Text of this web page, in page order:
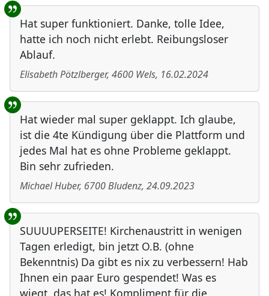
Hat super funktioniert. Danke, tolle Idee,
hatte ich noch nicht erlebt. Reibungsloser
Ablauf.
Elisabeth Pötzlberger, 4600 Wels, 16.02.2024
Hat wieder mal super geklappt. Ich glaube,
ist die 4te Kündigung über die Plattform und
jedes Mal hat es ohne Probleme geklappt.
Bin sehr zufrieden.
Michael Huber, 6700Bludenz, 24.09.2023
SUUUUPERSEITE! Kirchenaustritt in wenigen
Tagen erledigt, bin jetzt O.B. (ohne
Bekenntnis) Da gibt es nix zu verbessern! Hab
Ihnen ein paar Euro gespendet! Was es